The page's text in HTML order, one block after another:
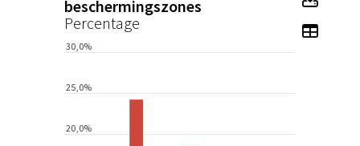
beschermingszones
Percentage
Toon